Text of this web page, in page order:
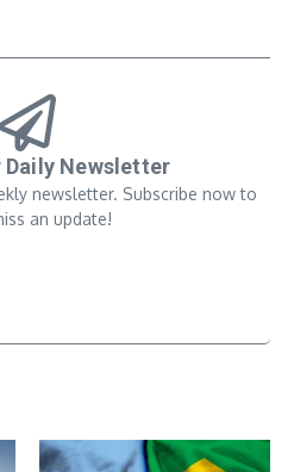
Daily Newsletter
newsletter. Subscribe now to
an update!